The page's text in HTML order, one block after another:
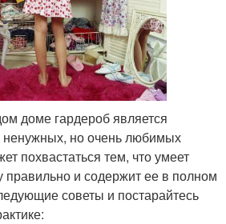
доме гардероб является
но очень любимых
похвастаться тем, что умеет
правильно и содержит ее в полном
советы и постарайтесь